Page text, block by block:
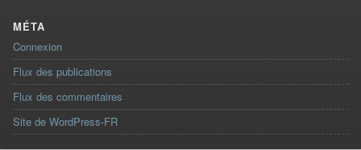
MÉTA
Connexion
Flux des publications
Flux des commentaires
Site de WordPress-FR